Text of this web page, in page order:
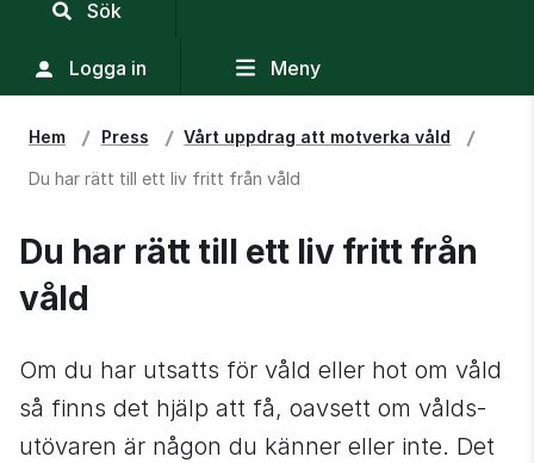
Sök
sökfält
Logga in Meny
Hem Press Vårt uppdrag att motverka våld
Du har rätt till ett liv fritt från våld
Du har rätt till ett liv fritt från
våld
Om du har utsatts för våld eller hot om våld
så finns det hjälp att få, oavsett om vålds­
utövaren är någon du känner eller inte. Det